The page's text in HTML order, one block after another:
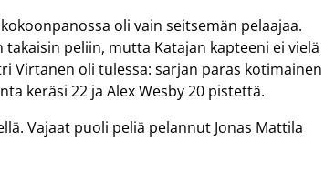
oli vain seitsemän pelaajaa.
peliin, mutta Katajan kapteeni ei vielä
Virtanen oli tulessa: sarjan paras kotimainen
keräsi 22 ja Alex Wesby 20 pistettä.
Vajaat puoli peliä pelannut Jonas Mattila